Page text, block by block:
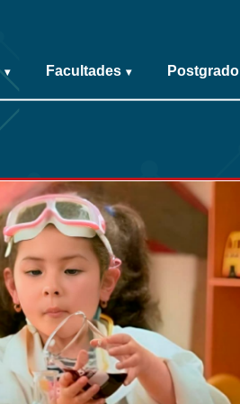
▾ Facultades ▾ Postgrado